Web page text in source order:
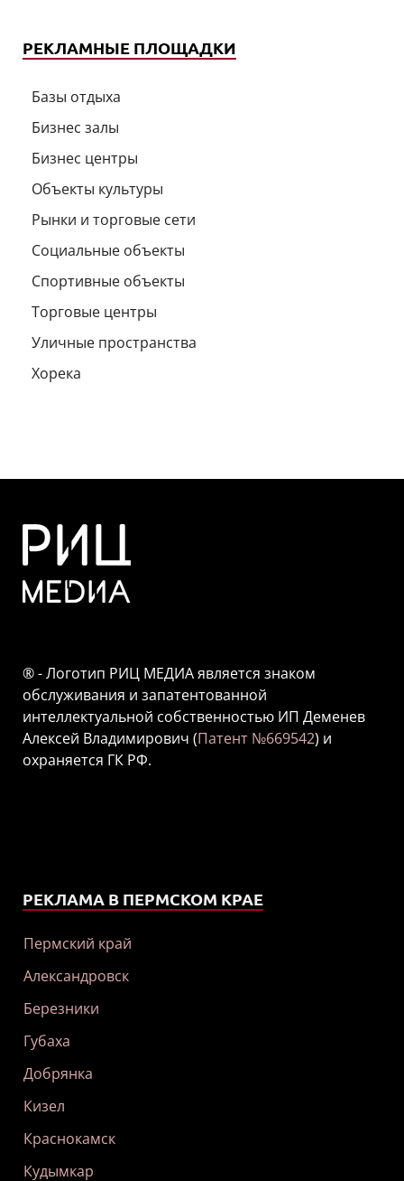
РЕКЛАМНЫЕ ПЛОЩАДКИ
Базы отдыха
Бизнес залы
Бизнес центры
Объекты культуры
Рынки и торговые сети
Социальные объекты
Спортивные объекты
Торговые центры
Уличные пространства
Хорека
® - Логотип РИЦ МЕДИА является знаком
обслуживания и запатентованной
интеллектуальной собственностью ИП Деменев
Алексей Владимирович (Патент №669542) и
охраняется ГК РФ.
РЕКЛАМА В ПЕРМСКОМ КРАЕ
Пермский край
Александровск
Березники
Губаха
Добрянка
Кизел
Краснокамск
Кудымкар